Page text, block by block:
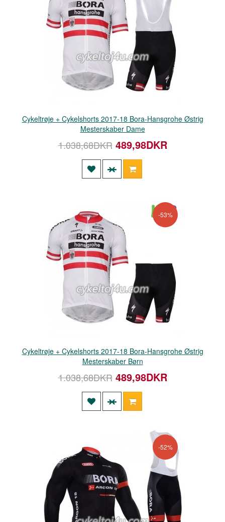
Cykeltrøje + Cykelshorts 2017-18 Bora-Hansgrohe Østrig
Mesterskaber Dame
1.038,68DKR 489,98DKR
-53%
Cykeltrøje + Cykelshorts 2017-18 Bora-Hansgrohe Østrig
Mesterskaber Børn
1.038,68DKR 489,98DKR
-52%